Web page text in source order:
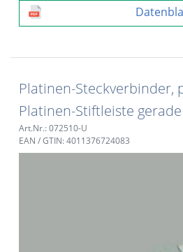
Platinen-Steckverbinder,
Platinen-Stiftleiste gerade
Art.Nr.: 072510-U
EAN / GTIN: 4011376724083